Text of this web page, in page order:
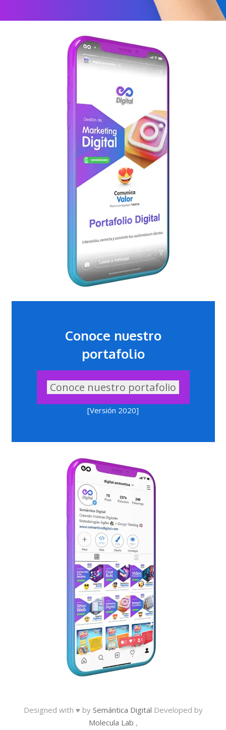
Conoce nuestro
portafolio
Conoce nuestro portafolio
[Versión 2020]
Designed with ♥ by Semántica Digital Developed by
Molecula Lab ,